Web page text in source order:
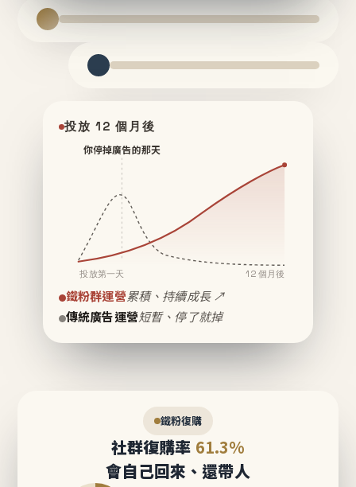
投放 12 個月後
你停掉廣告的那天
投放第一天 12 個月後
鐵粉群運營累積、持續成長 ↗
傳統廣告運營短暫、停了就掉
鐵粉復購
社群復購率 61.3%
會自己回來、還帶人